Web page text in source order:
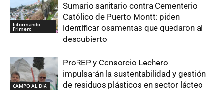
Informando
Primero
Sumario sanitario contra Cementerio
Católico de Puerto Montt: piden
identificar osamentas que quedaron al
descubierto
CAMPO AL DIA
ProREP y Consorcio Lechero
impulsarán la sustentabilidad y gestión
de residuos plásticos en sector lácteo